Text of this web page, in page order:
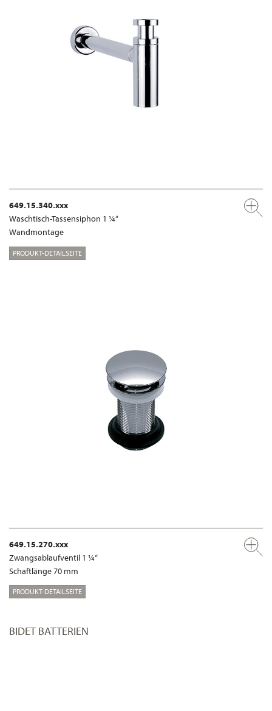
649.15.340.xxx
Waschtisch-Tassensiphon 1 ¼“
Wandmontage
PRODUKT-DETAILSEITE
649.15.270.xxx
Zwangsablaufventil 1 ¼“
Schaftlänge 70 mm
PRODUKT-DETAILSEITE
BIDET BATTERIEN